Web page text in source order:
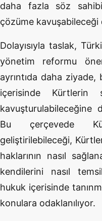
daha fazla söz
çözüme kavuşabileceği
Dolayısıyla taslak,
yönetim reformu
ayrıntıda daha
içerisinde Kürtlerin
kavuşturulabileceğine
Bu çerçevede
geliştirilebileceği,
haklarının nasıl
kendilerini nasıl
hukuk içerisinde
konulara odaklanılıyor.